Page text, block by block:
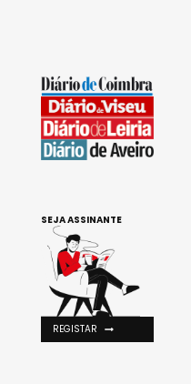
SEJA ASSINANTE
REGISTAR